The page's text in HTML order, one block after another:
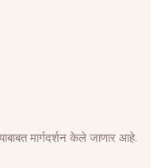
मार्गदर्शन केले जाणार आहे.